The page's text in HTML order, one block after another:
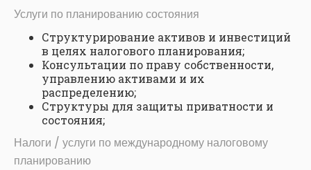
Услуги по планированию состояния
Структурирование активов и инвестиций
в целях налогового планирования;
Консультации по праву собственности,
управлению активами и их
распределению;
Структуры для защиты приватности и
состояния;
Налоги / услуги по международному налоговому
планированию